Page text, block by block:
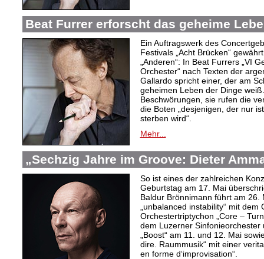
Beat Furrer erforscht das geheime
Ein Auftragswerk des
Festivals „Acht Brücken“
„Anderen“: In Beat Furrers „VI
Orchester“ nach Texten der
Gallardo spricht einer, der am
geheimen Leben der Dinge
Beschwörungen, sie rufen die
die Boten „desjenigen, der nur
sterben wird“.
Mehr...
„Sechzig Jahre im Groove: Dieter
So ist eines der zahlreichen
Geburtstag am 17. Mai
Baldur Brönnimann führt am 26.
„unbalanced instability“ mit
Orchestertriptychon „Core –
dem Luzerner
„Boost“ am 11. und 12. Mai
dire. Raummusik“ mit einer
en forme d‘improvisation“.